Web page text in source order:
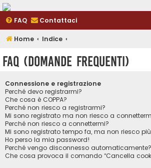
FAQ Contattaci
Home Indice
FAQ (Domande Frequenti)
Connessione e registrazione
Perché devo registrarmi?
Che cosa è COPPA?
Perché non riesco a registrarmi?
Mi sono registrato ma non riesco a
Perché non riesco a connettermi?
Mi sono registrato tempo fa, ma non riesco
Ho perso la mia password!
Perché vengo disconnesso automaticamente?
Che cosa provoca il comando “Cancella